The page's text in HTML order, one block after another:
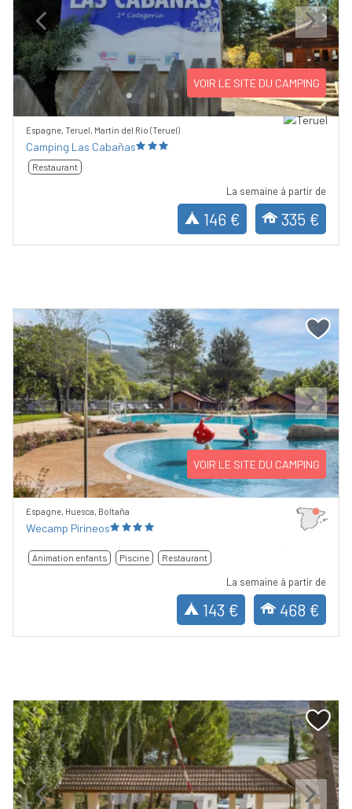
Previous Next
VOIR LE SITE DU CAMPING
Espagne, Teruel, Martin del Rio (Teruel)
Camping Las Cabañas
Restaurant
La semaine à partir de
146 € 335 €
Previous Next
VOIR LE SITE DU CAMPING
Espagne, Huesca, Boltaña
Wecamp Pirineos
Animation enfants Piscine Restaurant
La semaine à partir de
143 € 468 €